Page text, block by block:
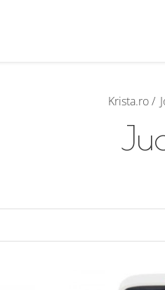
Krista.ro /